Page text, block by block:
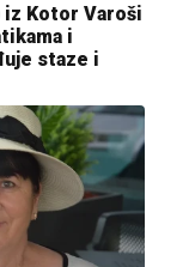
iz Kotor Varoši
i
staze i